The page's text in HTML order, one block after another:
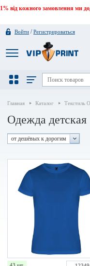
1% від кожного замовлення ми
Войти /Регистрироваться
Главная Каталог Текстиль
Одежда детская
от дешёвых к дорогим